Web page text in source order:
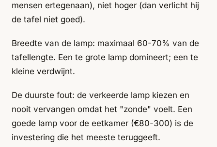
mensen ertegenaan), niet hoger (dan verlicht hij
de tafel niet goed).
Breedte van de lamp: maximaal 60-70% van de
tafellengte. Een te grote lamp domineert; een te
kleine verdwijnt.
De duurste fout: de verkeerde lamp kiezen en
nooit vervangen omdat het "zonde" voelt. Een
goede lamp voor de eetkamer (€80-300) is de
investering die het meeste teruggeeft.